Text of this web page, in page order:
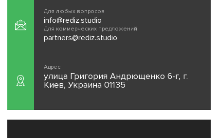
Для любых вопросов
info@rediz.studio
Для коммерческих предложений
partners@rediz.studio
Адрес
улица Григория Андрющенко 6-г, г.
Киев, Украина 01135